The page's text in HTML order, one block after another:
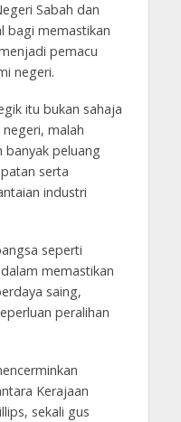
Sabah dan
bagi memastikan
pemacu
negeri.
itu bukan sahaja
malah
peluang
serta
industri
seperti
memastikan
saing,
peralihan
Kerajaan
sekali gus